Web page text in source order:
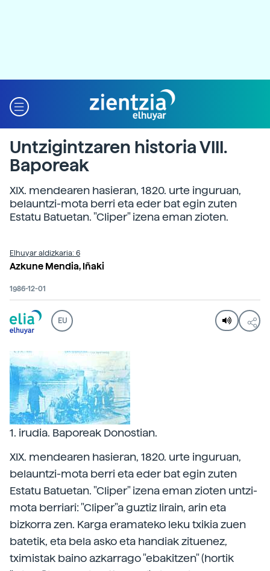
Untzigintzaren historia VIII.
Baporeak
XIX. mendearen hasieran, 1820. urte inguruan,
belauntzi-mota berri eta eder bat egin zuten
Estatu Batuetan. "Cliper" izena eman zioten.
Elhuyar aldizkaria: 6
Azkune Mendia, Iñaki
1986-12-01
EU
1. irudia. Baporeak Donostian.
XIX. mendearen hasieran, 1820. urte inguruan,
belauntzi-mota berri eta eder bat egin zuten
Estatu Batuetan. "Cliper" izena eman zioten untzi-
mota berriari: "Cliper"a guztiz lirain, arin eta
bizkorra zen. Karga eramateko leku txikia zuen
batetik, eta bela asko eta handiak zituenez,
tximistak baino azkarrago "ebakitzen" (hortik